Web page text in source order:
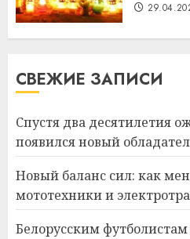
СВЕЖИЕ ЗАПИСИ
Спустя два десятилетия
появился новый
Новый баланс сил: как
мототехники и
Белорусским